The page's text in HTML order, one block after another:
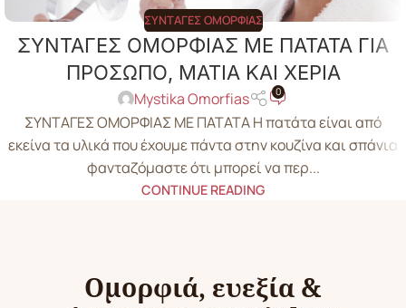
ΣΥΝΤΑΓΈΣ ΟΜΟΡΦΙΆΣ
ΣΥΝΤΑΓΕΣ ΟΜΟΡΦΙΑΣ ΜΕ ΠΑΤΑΤΑ ΓΙΑ
ΠΡΟΣΩΠΟ, ΜΑΤΙΑ ΚΑΙ ΧΕΡΙΑ
Mystika Omorfias 0
ΣΥΝΤΑΓΕΣ ΟΜΟΡΦΙΑΣ ΜΕ ΠΑΤΑΤΑ Η πατάτα είναι από
εκείνα τα υλικά που έχουμε πάντα στην κουζίνα και σπάνια
φανταζόμαστε ότι μπορεί να περ...
CONTINUE READING
Ομορφιά, ευεξία &